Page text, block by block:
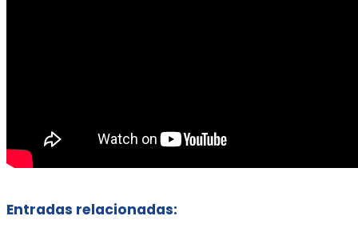
Entradas relacionadas: